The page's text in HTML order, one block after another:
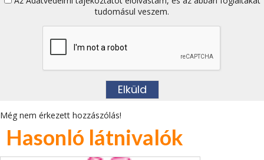
tudomásul veszem.
Még nem érkezett hozzászólás!
Hasonló látnivalók